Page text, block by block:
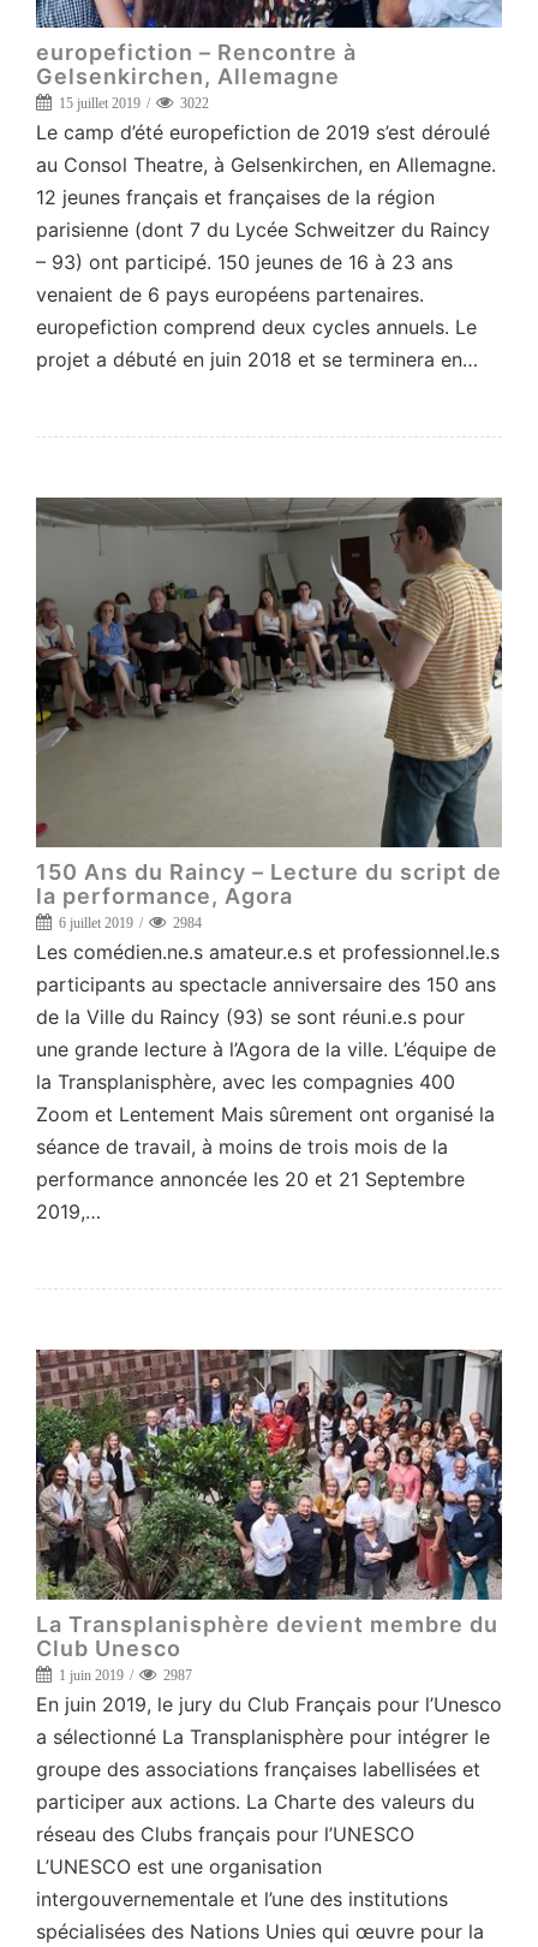
europefiction – Rencontre à
Gelsenkirchen, Allemagne
15 juillet 2019 3022
Le camp d’été europefiction de 2019 s’est déroulé
au Consol Theatre, à Gelsenkirchen, en Allemagne.
12 jeunes français et françaises de la région
parisienne (dont 7 du Lycée Schweitzer du Raincy
– 93) ont participé. 150 jeunes de 16 à 23 ans
venaient de 6 pays européens partenaires.
europefiction comprend deux cycles annuels. Le
projet a débuté en juin 2018 et se terminera en…
150 Ans du Raincy – Lecture du script de
la performance, Agora
6 juillet 2019 2984
Les comédien.ne.s amateur.e.s et professionnel.le.s
participants au spectacle anniversaire des 150 ans
de la Ville du Raincy (93) se sont réuni.e.s pour
une grande lecture à l’Agora de la ville. L’équipe de
la Transplanisphère, avec les compagnies 400
Zoom et Lentement Mais sûrement ont organisé la
séance de travail, à moins de trois mois de la
performance annoncée les 20 et 21 Septembre
2019,…
La Transplanisphère devient membre du
Club Unesco
1 juin 2019 2987
En juin 2019, le jury du Club Français pour l’Unesco
a sélectionné La Transplanisphère pour intégrer le
groupe des associations françaises labellisées et
participer aux actions. La Charte des valeurs du
réseau des Clubs français pour l’UNESCO
L’UNESCO est une organisation
intergouvernementale et l’une des institutions
spécialisées des Nations Unies qui œuvre pour la